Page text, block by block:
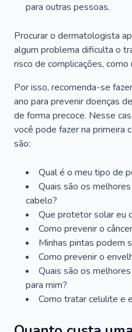
para outras pessoas.
Procurar o dermatologista
algum problema dificulta o
risco de complicações,
Por isso, recomenda-se
ano para prevenir doenças
de forma precoce. Nesse
você pode fazer na primeira
são:
Qual é o meu tipo de
Quais são os
cabelo?
Que protetor solar eu
Como prevenir o
Minhas pintas podem
Como prevenir o
Quais são os
para mim?
Como tratar celulite e